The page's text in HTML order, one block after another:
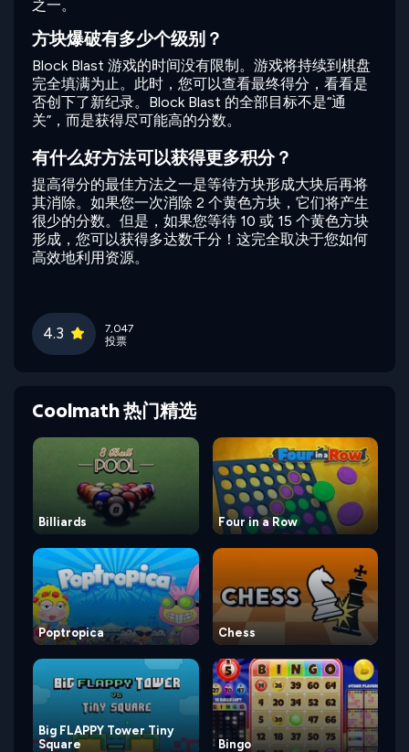
之一。
方块爆破有多少个级别？
Block Blast 游戏的时间没有限制。游戏将持续到棋盘
完全填满为止。此时，您可以查看最终得分，看看是
否创下了新纪录。Block Blast 的全部目标不是“通
关”，而是获得尽可能高的分数。
有什么好方法可以获得更多积分？
提高得分的最佳方法之一是等待方块形成大块后再将
其消除。如果您一次消除 2 个黄色方块，它们将产生
很少的分数。但是，如果您等待 10 或 15 个黄色方块
形成，您可以获得多达数千分！这完全取决于您如何
高效地利用资源。
4.3
7,047
投票
Coolmath 热门精选
Billiards Four in a Row
Poptropica Chess
Big FLAPPY Tower Tiny
Square
Bingo